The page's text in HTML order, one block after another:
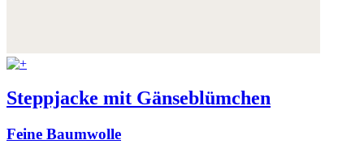
Steppjacke mit Gänseblümchen
Feine Baumwolle